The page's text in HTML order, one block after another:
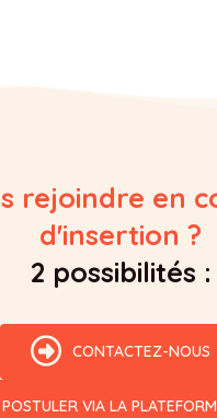
rejoindre en
d'insertion ?
2 possibilités :
CONTACTEZ-NOUS
POSTULER VIA LA